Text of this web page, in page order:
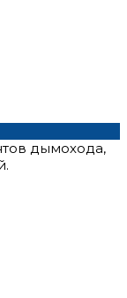
дымохода,